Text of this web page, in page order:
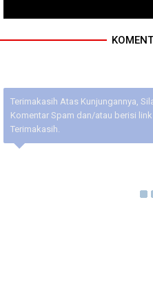
Terimakasih Atas Kunjungannya,
Komentar Spam dan/atau berisi
Terimakasih.